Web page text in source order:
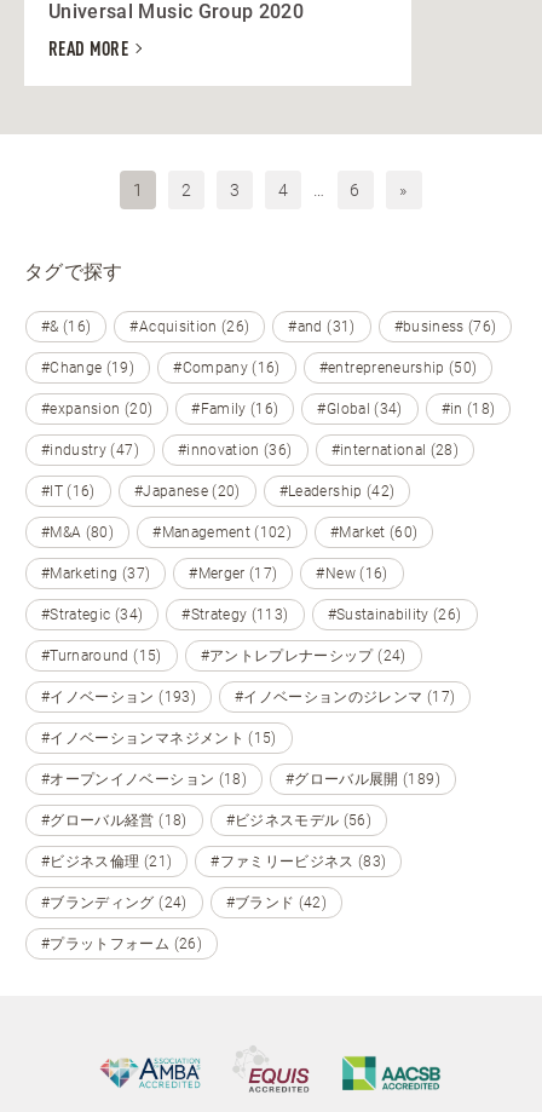
Universal Music Group 2020
READ MORE
1 2 3 4 6 »
タグで探す
#& (16) #Acquisition (26) #and (31) #business (76)
#Change (19) #Company (16) #entrepreneurship (50)
#expansion (20) #Family (16) #Global (34) #in (18)
#industry (47) #innovation (36) #international (28)
#IT (16) #Japanese (20) #Leadership (42)
#M&A (80) #Management (102) #Market (60)
#Marketing (37) #Merger (17) #New (16)
#Strategic (34) #Strategy (113) #Sustainability (26)
#Turnaround (15) #アントレプレナーシップ (24)
#イノベーション (193) #イノベーションのジレンマ (17)
#イノベーションマネジメント (15)
#オープンイノベーション (18) #グローバル展開 (189)
#グローバル経営 (18) #ビジネスモデル (56)
#ビジネス倫理 (21) #ファミリービジネス (83)
#ブランディング (24) #ブランド (42)
#プラットフォーム (26)